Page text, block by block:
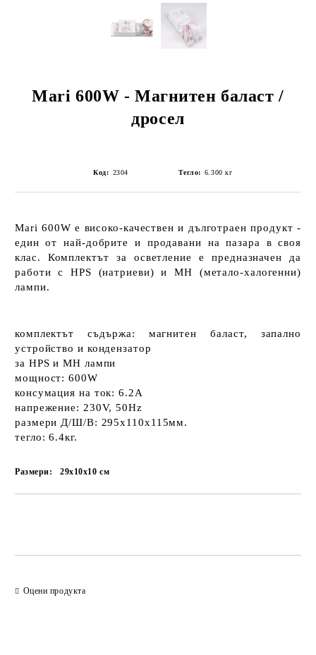
Mari 600W - Магнитен баласт /
дросел
Код: 2304 Тегло: 6.300 кг
Mari 600W е високо-качествен и дълготраен продукт -
единот най-добрите и продавани на пазара в своя
клас. Комплектът за осветление епредназначен да
работи с HPS (натриеви) иMH (метало-халогенни)
лампи.
комплектът съдържа: магнитен баласт, запално
устройство и кондензатор
за HPSиMH лампи
мощност:600W
консумация на ток:6.2А
напрежение: 230V, 50Hz
размери Д/Ш/В: 295x110x115мм.
тегло:6.4кг.
Размери: 29x10x10см
Оцени продукта